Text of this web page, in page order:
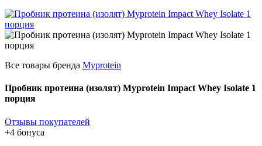
Все товары бренда Myprotein
Пробник протеина (изолят) Myprotein Impact Whey Isolate 1
порция
Отзывы покупателей
+4 бонуса